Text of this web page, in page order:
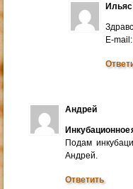
Ильяс
E-mail:
Андрей
Инкубационное
Подам
Андрей.
Ответить